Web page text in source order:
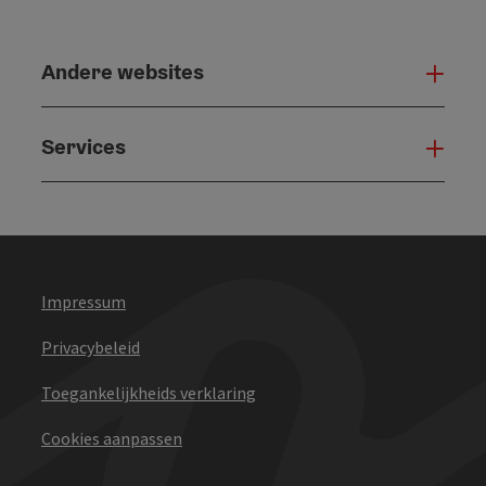
Andere websites
Services
Impressum
Privacybeleid
Toegankelijkheids verklaring
Cookies aanpassen